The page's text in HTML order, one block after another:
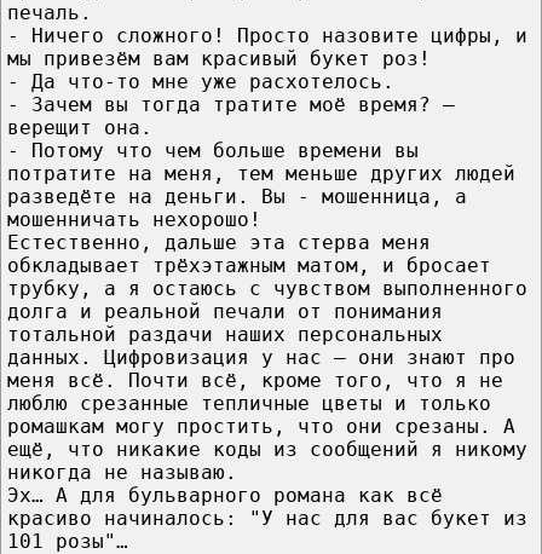
печаль.
- Ничего сложного! Просто назовите цифры, и
мы привезём вам красивый букет роз!
- Да что-то мне уже расхотелось.
- Зачем вы тогда тратите моё время? —
верещит она.
- Потому что чем больше времени вы
потратите на меня, тем меньше других людей
разведёте на деньги. Вы - мошенница, а
мошенничать нехорошо!
Естественно, дальше эта стерва меня
обкладывает трёхэтажным матом, и бросает
трубку, а я остаюсь с чувством выполненного
долга и реальной печали от понимания
тотальной раздачи наших персональных
данных. Цифровизация у нас — они знают про
меня всё. Почти всё, кроме того, что я не
люблю срезанные тепличные цветы и только
ромашкам могу простить, что они срезаны. А
ещё, что никакие коды из сообщений я никому
никогда не называю.
Эх… А для бульварного романа как всё
красиво начиналось: "У нас для вас букет из
101 розы"…